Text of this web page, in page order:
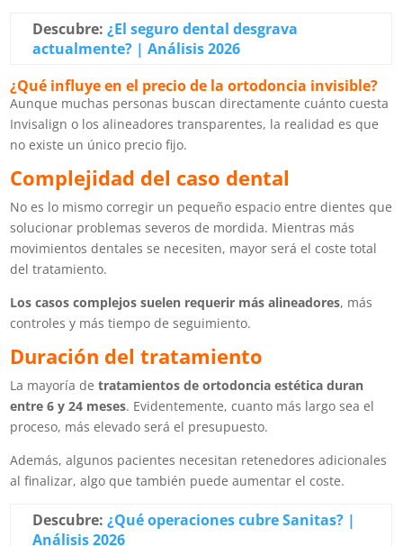
Descubre:¿El seguro dental desgrava
actualmente? | Análisis 2026
¿Qué influye en el precio de la ortodoncia invisible?
Aunque muchas personas buscan directamente cuánto cuesta
Invisalign o los alineadores transparentes, la realidad es que
no existe un único precio fijo.
Complejidad del caso dental
No es lo mismo corregir un pequeño espacio entre dientes que
solucionar problemas severos de mordida. Mientras más
movimientos dentales se necesiten, mayor será el coste total
del tratamiento.
Los casos complejos suelen requerir más alineadores, más
controles y más tiempo de seguimiento.
Duración del tratamiento
La mayoría detratamientos de ortodoncia estética duran
entre 6 y 24 meses. Evidentemente, cuanto más largo sea el
proceso, más elevado será el presupuesto.
Además, algunos pacientes necesitan retenedores adicionales
al finalizar, algo que también puede aumentar el coste.
Descubre:¿Qué operaciones cubre Sanitas? |
Análisis 2026